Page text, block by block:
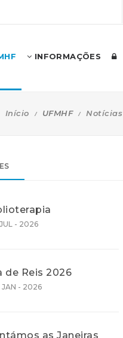
INFORMAÇÕES
Início UFMHF Notícias
- 2026
de Reis 2026
JAN - 2026
as Janeiras